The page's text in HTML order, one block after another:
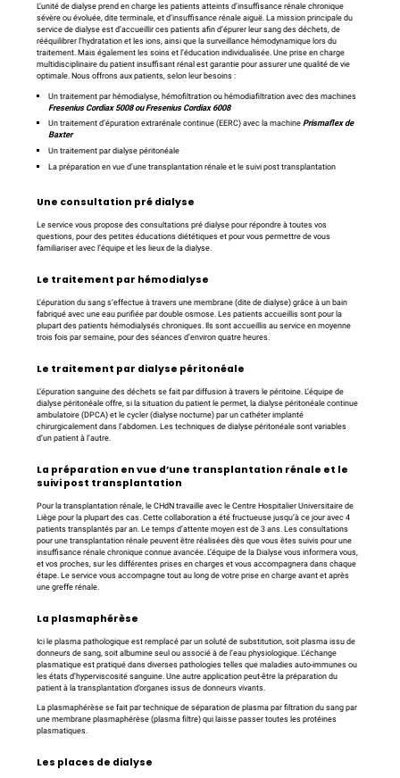
L’unité de dialyse prend en charge les patients atteints d’insuffisance rénale chronique
sévère ou évoluée, dite terminale, et d’insuffisance rénale aiguë. La mission principale du
service de dialyse est d’accueillir ces patients afin d’épurer leur sang des déchets, de
rééquilibrer l’hydratation et les ions, ainsi que la surveillance hémodynamique lors du
traitement. Mais également les soins et l’éducation individualisée. Une prise en charge
multidisciplinaire du patient insuffisant rénal est garantie pour assurer une qualité de vie
optimale. Nous offrons aux patients, selon leur besoins :
Un traitement par hémodialyse, hémofiltration ou hémodiafiltration avec des machines
Fresenius Cordiax 5008 ou Fresenius Cordiax 6008
Un traitement d’épuration extrarénale continue (EERC) avec la machinePrismaflex de
Baxter
Un traitement par dialyse péritonéale
La préparation en vue d’une transplantation rénale et le suivi post transplantation
Une consultation pré dialyse
Le service vous propose des consultations pré dialyse pour répondre à toutes vos
questions, pour des petites éducations diététiques et pour vous permettre de vous
familiariser avec l’équipe et les lieux de la dialyse.
Le traitement par hémodialyse
L’épuration du sang s’effectue à travers une membrane (dite de dialyse) grâce à un bain
fabriqué avec une eau purifiée par double osmose. Les patients accueillis sont pour la
plupart des patients hémodialysés chroniques. Ils sont accueillis au service en moyenne
trois fois par semaine, pour des séances d’environ quatre heures.
Le traitement par dialyse péritonéale
L’épuration sanguine des déchets se fait par diffusion à travers le péritoine. L’équipe de
dialyse péritonéale offre, si la situation du patient le permet, la dialyse péritonéale continue
ambulatoire (DPCA) et le cycler (dialyse nocturne) par un cathéter implanté
chirurgicalement dans l’abdomen. Les techniques de dialyse péritonéale sont variables
d’un patient à l’autre.
La préparation en vue d’une transplantation rénale et le
suivi post transplantation
Pour la transplantation rénale, le CHdN travaille avec le Centre Hospitalier Universitaire de
Liège pour la plupart des cas. Cette collaboration a été fructueuse jusqu’à ce jour avec 4
patients transplantés par an. Le temps d’attente moyen est de 3 ans. Les consultations
pour une transplantation rénale peuvent être réalisées dès que vous êtes suivis pour une
insuffisance rénale chronique connue avancée. L’équipe de la Dialyse vous informera vous,
et vos proches, sur les différentes prises en charges et vous accompagnera dans chaque
étape. Le service vous accompagne tout au long de votre prise en charge avant et après
une greffe rénale.
La plasmaphérèse
Ici le plasma pathologique est remplacé par un soluté de substitution, soit plasma issu de
donneurs de sang, soit albumine seul ou associé à de l’eau physiologique. L’échange
plasmatique est pratiqué dans diverses pathologies telles que maladies auto-immunes ou
les états d’hyperviscosité sanguine. Une autre application peut-être la préparation du
patient à la transplantation d’organes issus de donneurs vivants.
La plasmaphérèse se fait par technique de séparation de plasma par filtration du sang par
une membrane plasmaphérèse (plasma filtre) qui laisse passer toutes les protéines
plasmatiques.
Les places de dialyse